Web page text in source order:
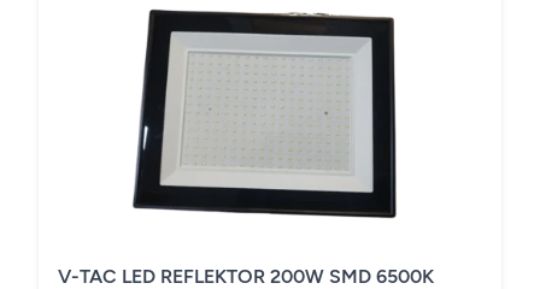
V-TAC LED REFLEKTOR 200W SMD 6500K